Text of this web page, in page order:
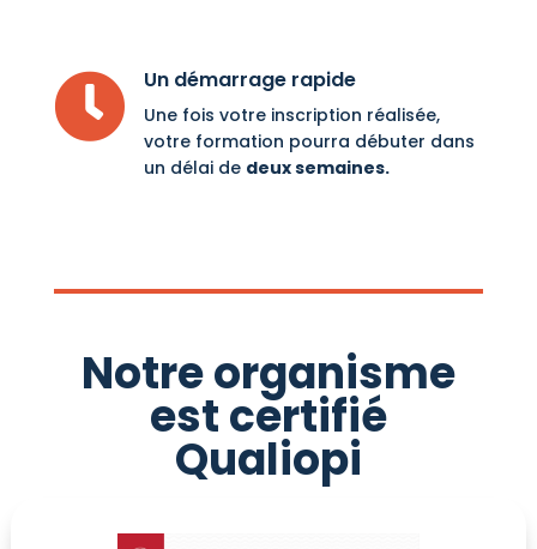
 Un démarrage rapide
Une fois votre inscription réalisée,
votre formation pourra débuter dans
un délai de deux semaines.
Notre organisme
est certifié
Qualiopi